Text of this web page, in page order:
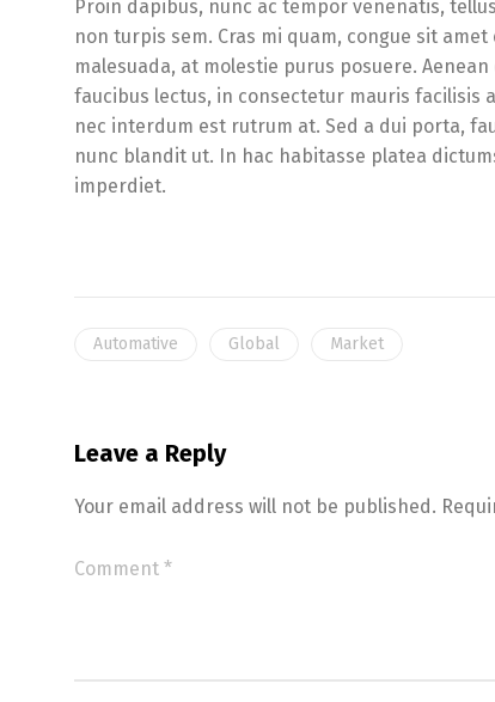
Proin dapibus, nunc ac tempor venenatis,
non turpis sem. Cras mi quam, congue sit
malesuada, at molestie purus posuere.
faucibus lectus, in consectetur mauris facilisis
nec interdum est rutrum at. Sed a dui porta,
nunc blandit ut. In hac habitasse platea
imperdiet.
Automative Global Market
Leave a Reply
Your email address will not be published.